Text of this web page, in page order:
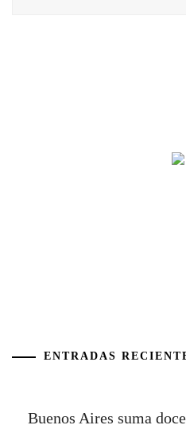
ENTRADAS
Buenos Aires suma